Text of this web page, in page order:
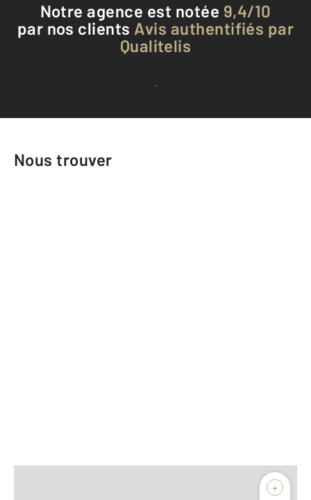
Notre agence est notée 9,4/10
par nos clients Avis authentifiés par
Qualitelis
Voir tous les avis clients
Nous trouver
+